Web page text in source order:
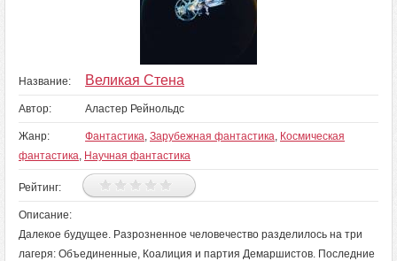
Название: Великая Стена
Автор: Аластер Рейнольдс
Жанр: Фантастика, Зарубежная фантастика, Космическая
фантастика, Научная фантастика
Рейтинг:
Описание:
Далекое будущее. Разрозненное человечество разделилось на три
лагеря: Объединенные, Коалиция и партия Демаршистов. Последние